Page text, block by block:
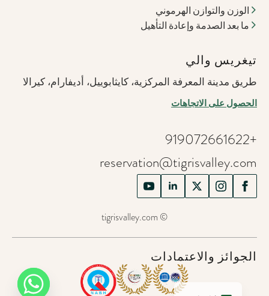
الوزن والتوازن الهرموني
ما بعد الصدمة وإعادة التأهيل
تيغريس والي
طريق مدينة المعرفة المركزية، كايثابوييل، أديفارام، كيرالا
الحصول على الاتجاهات
+919072661622
reservation@tigrisvalley.com
© tigrisvalley.com
الجوائز والاعتمادات
German